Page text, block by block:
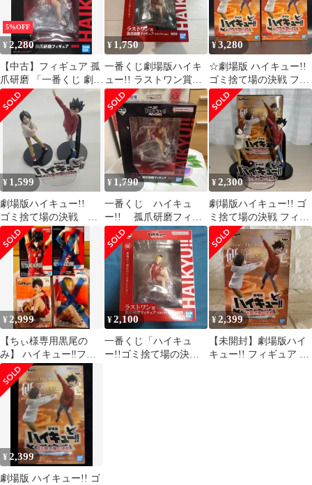
5%OFF
¥ 2,280
【中古】フィギュア 孤
爪研磨 「一番くじ 劇場
版ハイキュー!! ゴミ捨
て場の決戦」 B賞 フィ
ギュア
¥ 1,750
一番くじ劇場版ハイキ
ュー!! ラストワン賞孤
爪研磨フィギュア
¥3,280
☆劇場版 ハイキュー!!
ゴミ捨て場の決戦 フィ
ギュア 鉄朗 研磨 ２点
セット
¥ 1,599
劇場版ハイキュー!!
ゴミ捨て場の決戦 フ
ィギュア
¥ 1,790
一番くじ ハイキュ
ー!! 孤爪研磨フィギ
ュア B賞
¥2,300
劇場版ハイキュー!! ゴ
ミ捨て場の決戦 フィギ
ュア 黒尾鉄朗 孤爪研磨
¥ 2,999
【ちぃ様専用黒尾の
み】 ハイキュー‼︎フィ
ギュア 孤爪研磨 黒尾鉄
朗 西谷夕 6種
¥2,100
一番くじ「ハイキュ
ー!!ゴミ捨て場の決
¥2,399
【未開封】劇場版ハイ
キュー!! フィギュア 研
¥2,399
劇場版 ハイキュー!! ゴ